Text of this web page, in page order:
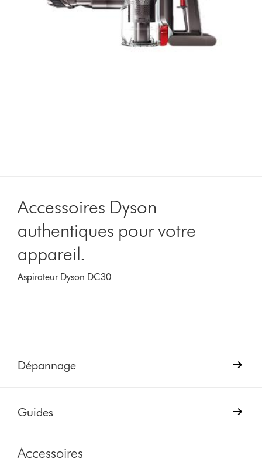
Accessoires Dyson
authentiques pour votre
appareil.
Aspirateur Dyson DC30
Dépannage
Guides
Accessoires